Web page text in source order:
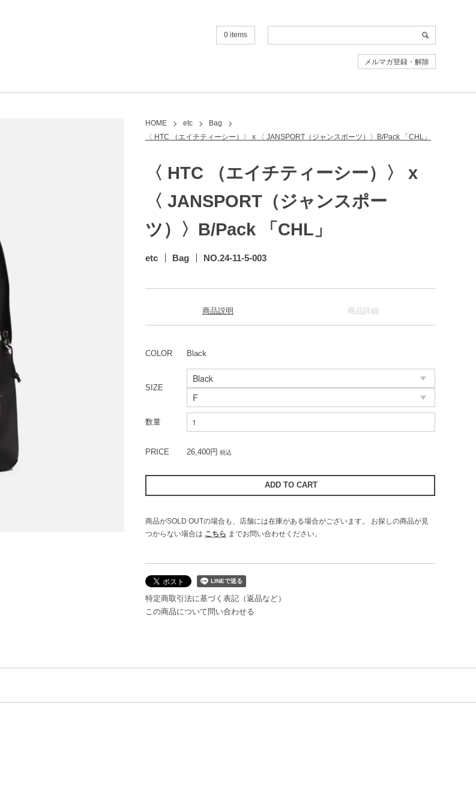
0 items
メルマガ登録・解除
HOME etc
Bag
〈 HTC （エイチティーシー）〉 x 〈 JANSPORT（ジャンスポーツ）〉B/Pack 「CHL」
〈 HTC （エイチティーシー）〉 x
〈 JANSPORT（ジャンスポー
ツ）〉B/Pack 「CHL」
etc Bag NO.24-11-5-003
商品説明 商品詳細
COLOR Black
SIZE
数量
PRICE 26,400円 税込
商品がSOLD OUTの場合も、店舗には在庫がある場合がございます。
お探しの商品が見
つからない場合は こちら までお問い合わせください。
特定商取引法に基づく表記（返品など）
この商品について問い合わせる